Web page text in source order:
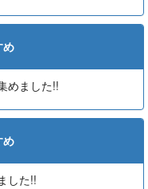
め
めました!!
め
した!!